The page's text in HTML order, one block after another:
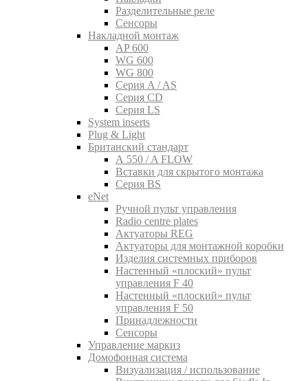
Разделительные реле
Сенсоры
Накладной монтаж
AP 600
WG 600
WG 800
Серия A / AS
Серия CD
Серия LS
System inserts
Plug & Light
Британский стандарт
A 550 / A FLOW
Вставки для скрытого монтажа
Серия BS
eNet
Pучной пульт управления
Radio centre plates
Актуаторы REG
Актуаторы для монтажной коробки
Изделия системных приборов
Настенный «плоский» пульт
управления F 40
Настенный «плоский» пульт
управления F 50
Принадлежности
Сенсоры
Управление маркиз
Домофонная система
Визуализация / использование